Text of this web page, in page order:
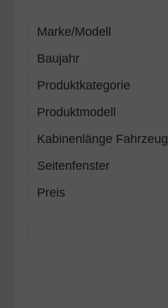
Marke/Modell
Baujahr
Produktkategorie
Produktmodell
Kabinenlänge Fahrzeug
Seitenfenster
Preis